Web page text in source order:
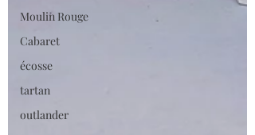
Moulin Rouge
Cabaret
écosse
tartan
outlander